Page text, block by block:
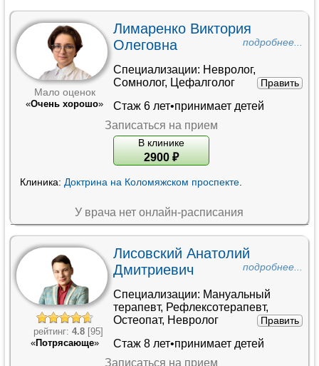
Мало оценок
«Очень хорошо»
Лимаренко Виктория
Олеговна
подробнее...
Специализации: Невролог,
Сомнолог, Цефалголог Править
Стаж 6 лет•принимает детей
Записаться на прием
В клинике
2900 ₽
Клиника: Доктрина на Коломяжском проспекте.
У врача нет онлайн-расписания
рейтинг: 4.8[95]
«Потрясающе»
Лисовский Анатолий
Дмитриевич
подробнее...
Специализации: Мануальный
терапевт, Рефлексотерапевт,
Остеопат, Невролог Править
Стаж 8 лет•принимает детей
Записаться на прием